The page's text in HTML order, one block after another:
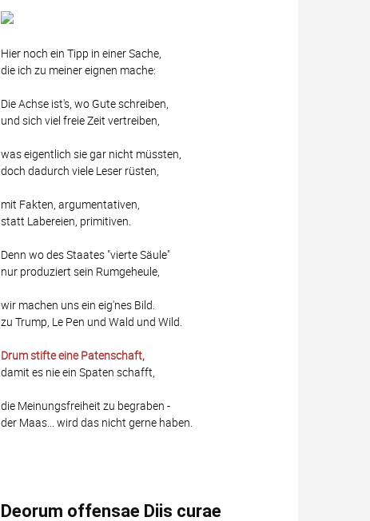
Hier noch ein Tipp in einer Sache,
die ich zu meiner eignen mache:
Die Achse ist's, wo Gute schreiben,
und sich viel freie Zeit vertreiben,
was eigentlich sie gar nicht müssten,
doch dadurch viele Leser rüsten,
mit Fakten, argumentativen,
statt Labereien, primitiven.
Denn wo des Staates "vierte Säule"
nur produziert sein Rumgeheule,
wir machen uns ein eig'nes Bild.
zu Trump, Le Pen und Wald und Wild.
Drum stifte eine Patenschaft,
damit es nie ein Spaten schafft,
die Meinungsfreiheit zu begraben -
der Maas... wird das nicht gerne haben.
Deorum offensae Diis curae